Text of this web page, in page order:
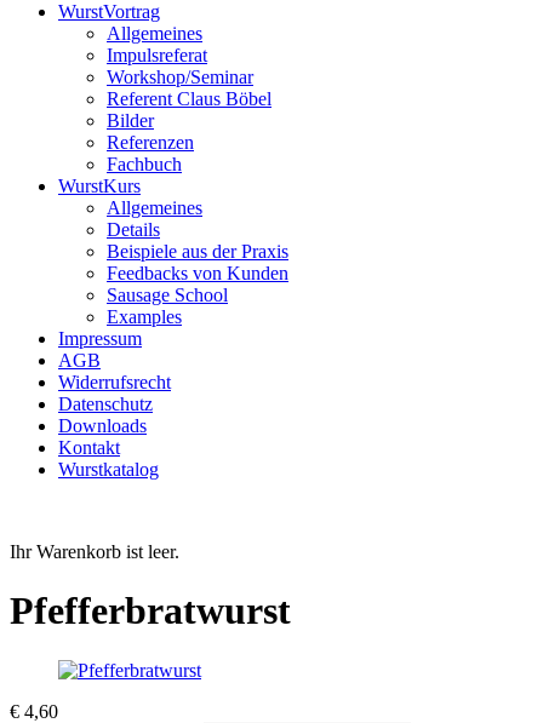
WurstVortrag
Allgemeines
Impulsreferat
Workshop/Seminar
Referent Claus Böbel
Bilder
Referenzen
Fachbuch
WurstKurs
Allgemeines
Details
Beispiele aus der Praxis
Feedbacks von Kunden
Sausage School
Examples
Impressum
AGB
Widerrufsrecht
Datenschutz
Downloads
Kontakt
Wurstkatalog
Ihr Warenkorb ist leer.
Pfefferbratwurst
€ 4,60